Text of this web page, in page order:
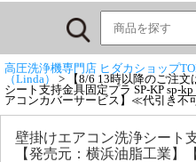
高圧洗浄機専門店 ヒダカショップ
（Linda）
> 【8/6 13時以降のご注
シート支持金具固定プラ SP-KP
アコンカバーサービス】≪代引き不
壁掛けエアコン洗浄シート
【発売元：横浜油脂工業】